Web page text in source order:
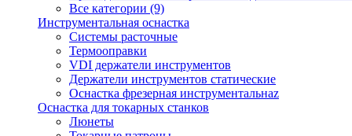
Все категории (9)
Инструментальная оснастка
Системы расточные
Термооправки
VDI держатели инструментов
Держатели инструментов статические
Оснастка фрезерная инструментальнаz
Оснастка для токарных станков
Люнеты